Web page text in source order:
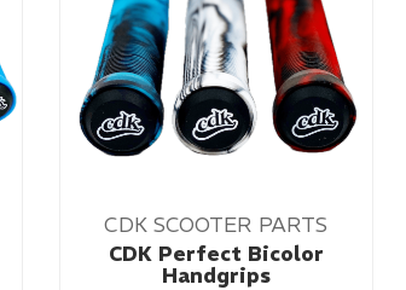
CDK SCOOTER PARTS
CDK Perfect Bicolor
Handgrips